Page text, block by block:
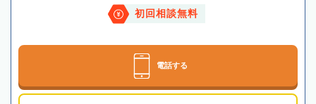
初回相談無料
電話する